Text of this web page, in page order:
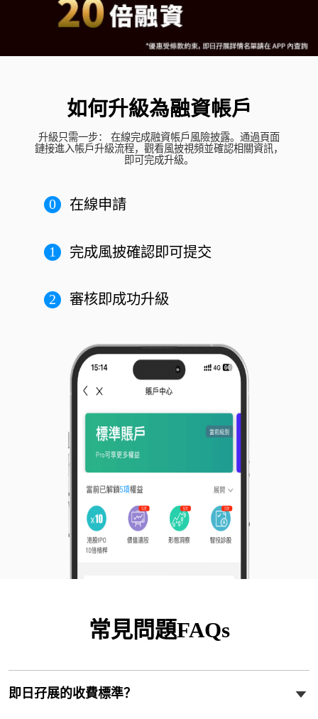
如何升級為融資帳戶
升級只需一步： 在線完成融資帳戶風險披露。通過頁面
鏈接進入帳戶升級流程，觀看風披視頻並確認相關資訊，
即可完成升級。
0 在線申請
1 完成風披確認即可提交
2 審核即成功升級
常見問題FAQs
即日孖展的收費標準？